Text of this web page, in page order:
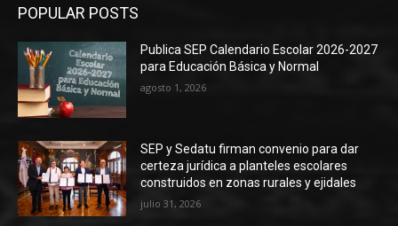
POPULAR POSTS
Publica SEP Calendario Escolar 2026-2027
para Educación Básica y Normal
agosto 1, 2026
SEP y Sedatu firman convenio para dar
certeza jurídica a planteles escolares
construidos en zonas rurales y ejidales
julio 31, 2026